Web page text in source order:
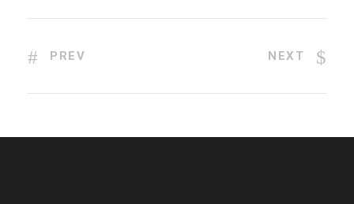
PREV NEXT